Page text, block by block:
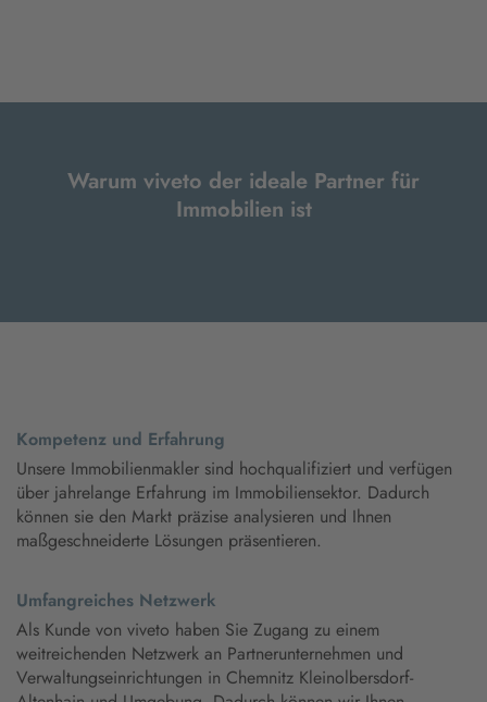
Warum viveto der ideale Partner für
Immobilien ist
Kompetenz und Erfahrung
Unsere Immobilienmakler sind hochqualifiziert und verfügen
über jahrelange Erfahrung im Immobiliensektor. Dadurch
können sie den Markt präzise analysieren und Ihnen
maßgeschneiderte Lösungen präsentieren.
Umfangreiches Netzwerk
Als Kunde von viveto haben Sie Zugang zu einem
weitreichenden Netzwerk an Partnerunternehmen und
Verwaltungseinrichtungen in Chemnitz Kleinolbersdorf-